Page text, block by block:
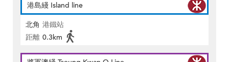
港島綫 Island line
北角 港鐵站
距離 0.3km